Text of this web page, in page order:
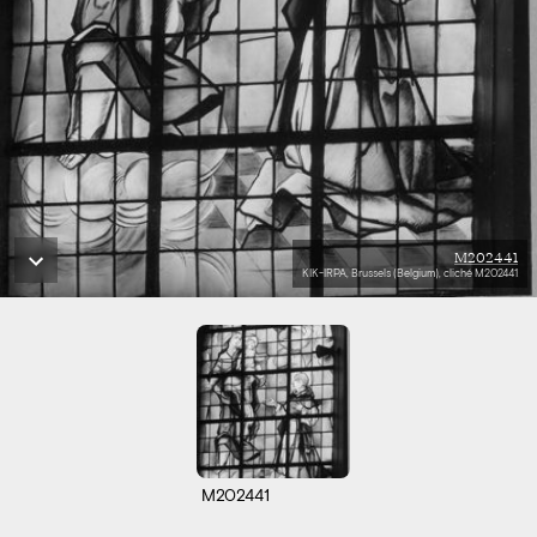
M202441
KIK-IRPA, Brussels (Belgium), cliché M202441
M202441